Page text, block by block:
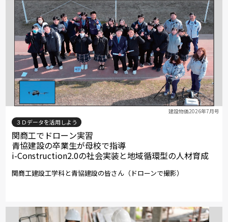
建設物価2026年7月号
３Ｄデータを活用しよう
関商工でドローン実習
青協建設の卒業生が母校で指導
i-Construction2.0の社会実装と地域循環型の人材育成
関商工建設工学科と青協建設の皆さん（ドローンで撮影）